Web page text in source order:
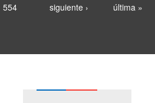
554 siguiente › última »